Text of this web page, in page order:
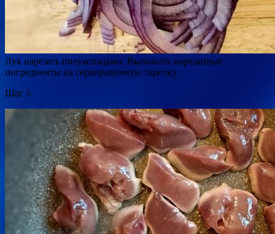
Лук нарезать полукольцами. Выложить нарезанные
ингредиенты на сервировочную тарелку.
Шаг 5